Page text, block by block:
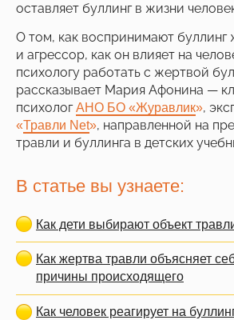
оставляет буллинг в жизни
О том, как воспринимают буллинг
и агрессор, как он влияет на
психологу работать с жертвой
рассказывает Мария Афонина —
психологАНО БО «Журавлик»,
«Травли Net», направленной на
травли и буллинга в детских
Как дети выбирают объект
Как жертва травли объясняет
причины происходящего
Как человек реагирует на
В статье вы узнаете: